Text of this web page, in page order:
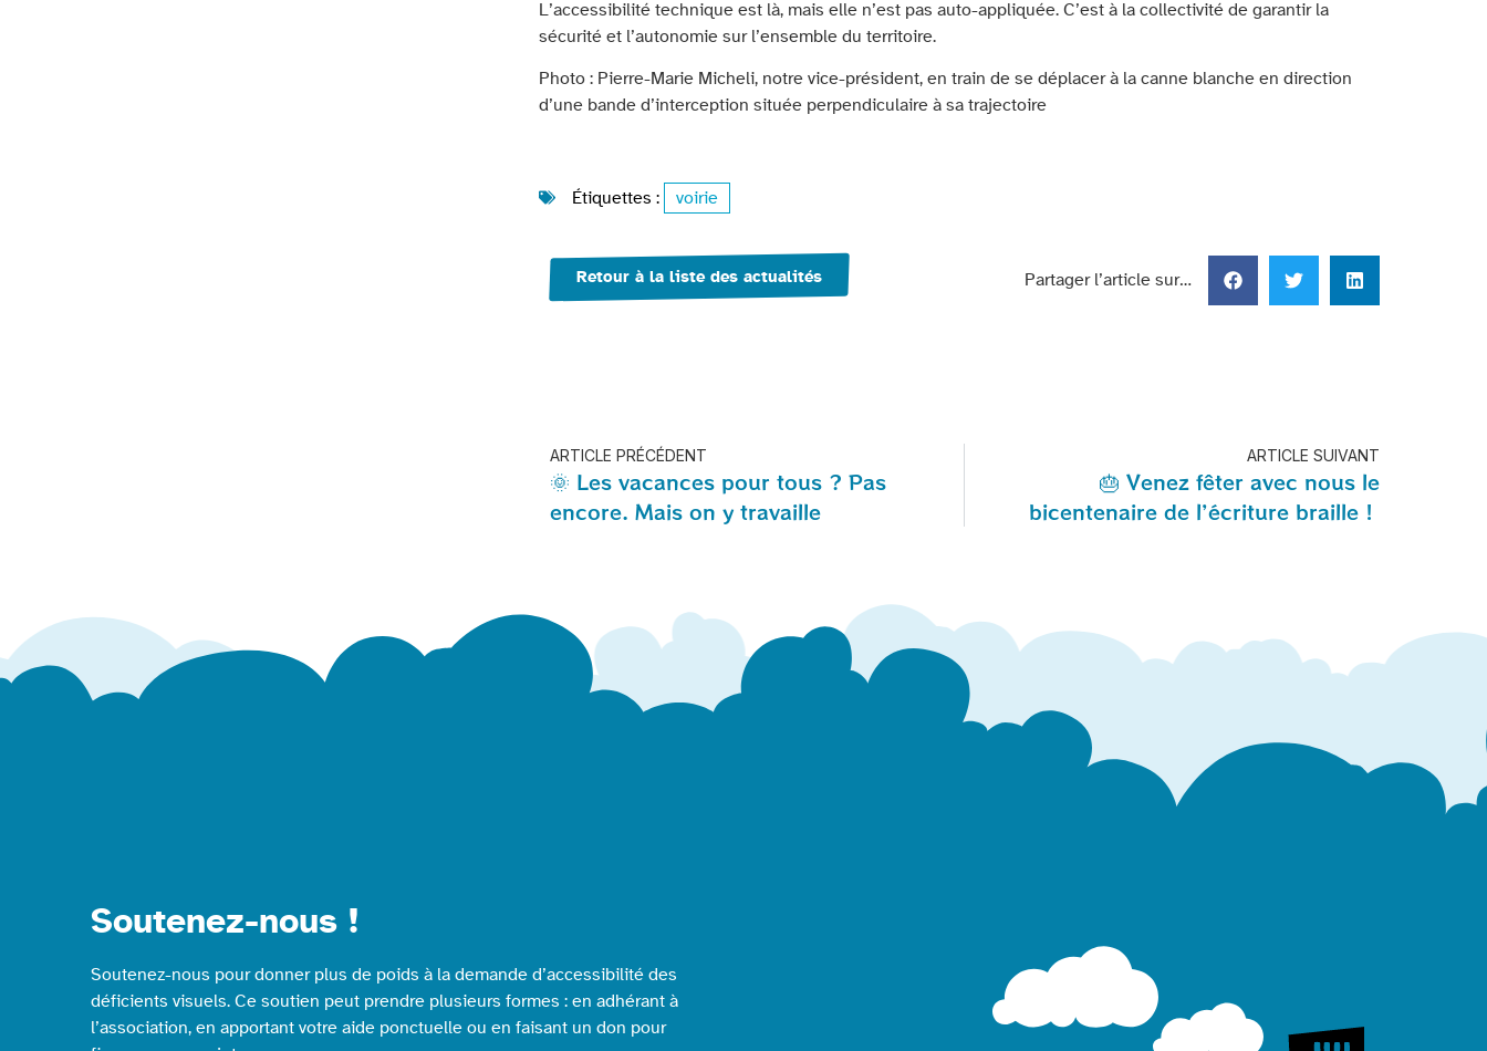
L’accessibilité technique est là, mais elle n’est pas auto-appliquée. C’est à la collectivité de garantir la
sécurité et l’autonomie sur l’ensemble du territoire.
Photo : Pierre-Marie Micheli, notre vice-président, en train de se déplacer à la canne blanche en direction
d’une bande d’interception située perpendiculaire à sa trajectoire
Étiquettes : voirie
Retour à la liste des actualités Partager l’article sur…
ARTICLE PRÉCÉDENT
🌞 Les vacances pour tous ? Pas
encore. Mais on y travaille
ARTICLE SUIVANT
🎂 Venez fêter avec nous le
bicentenaire de l’écriture braille !
Soutenez-nous !
Soutenez-nous pour donner plus de poids à la demande d’accessibilité des
déficients visuels. Ce soutien peut prendre plusieurs formes : en adhérant à
l’association, en apportant votre aide ponctuelle ou en faisant un don pour